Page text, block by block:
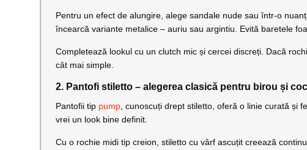
Pentru un efect de alungire, alege sandale nude sau într-o
încearcă variante metalice – auriu sau argintiu. Evită baretele
Completează lookul cu un clutch mic și cercei discreți. Dacă
cât mai simple.
2. Pantofi stiletto – alegerea clasică pentru birou și
Pantofii tip pump , cunoscuți drept stiletto, oferă o linie curată și
vrei un look bine definit.
Cu o rochie midi tip creion, stiletto cu vârf ascuțit creează